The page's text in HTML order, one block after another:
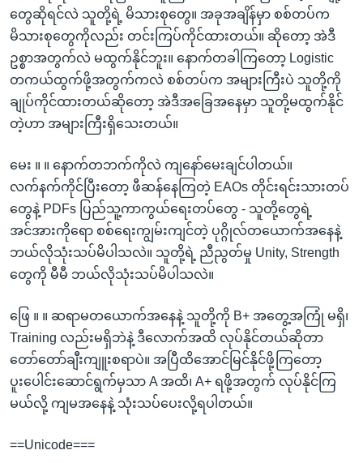
တွေဆိုရင်လဲ သူတို့ရဲ့ မိသားစုတွေ။ အခုအချိန်မှာ စစ်တပ်က
မိသားစုတွေကိုလည်း တင်းကြပ်ကိုင်ထားတယ်။ ဆိုတော့ အဲဒီ
ဥစ္စာအတွက်လဲ မထွက်နိုင်ဘူး။ နောက်တခါကြတော့ Logistic
တကယ်ထွက်ဖို့အတွက်ကလဲ စစ်တပ်က အများကြီးပဲ သူတို့ကို
ချုပ်ကိုင်ထားတယ်ဆိုတော့ အဲဒီအခြေအနေမှာ သူတို့မထွက်နိုင်
တဲ့ဟာ အများကြီးရှိသေးတယ်။
မေး ။ ။ နောက်တဘက်ကိုလဲ ကျနော်မေးချင်ပါတယ်။
လက်နက်ကိုင်ပြီးတော့ ဖီဆန်နေကြတဲ့ EAOs တိုင်းရင်းသားတပ်
တွေနဲ့ PDFs ပြည်သူ့ကာကွယ်ရေးတပ်တွေ - သူတို့တွေရဲ့
အင်အားကိုရော စစ်ရေးကျွမ်းကျင်တဲ့ ပုဂ္ဂိုလ်တယောက်အနေနဲ့
ဘယ်လိုသုံးသပ်မိပါသလဲ။ သူတို့ရဲ့ ညီညွတ်မှု Unity, Strength
တွေကို မီမီ ဘယ်လိုသုံးသပ်မိပါသလဲ။
ဖြေ ။ ။ ဆရာမတယောက်အနေနဲ့ သူတို့ကို B+ အတွေ့အကြုံ မရှိ၊
Training လည်းမရှိဘဲနဲ့ ဒီလောက်အထိ လုပ်နိုင်တယ်ဆိုတာ
တော်တော်ချီးကျူးစရာပဲ။ အပြီထိအောင်မြင်နိုင်ဖို့ကြတော့
ပူးပေါင်းဆောင်ရွက်မှသာ A အထိ၊ A+ ရဖို့အတွက် လုပ်နိုင်ကြ
မယ်လို့ ကျမအနေနဲ့ သုံးသပ်ပေးလို့ရပါတယ်။
==Unicode===